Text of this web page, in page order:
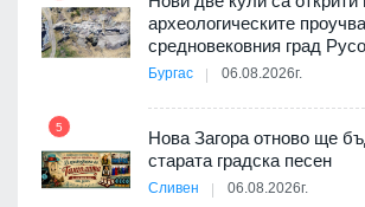
археологическите
средновековния град
Бургас 06.08.2026г.
5
Нова Загора отново ще
старата градска песен
Сливен 06.08.2026г.